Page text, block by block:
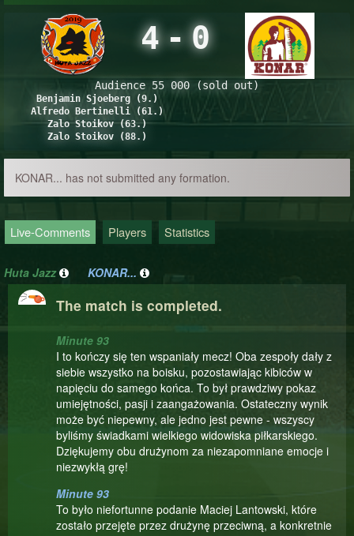
4-0
Audience 55 000 (sold out)
Benjamin Sjoeberg (9.)
Alfredo Bertinelli (61.)
Zalo Stoikov (63.)
Zalo Stoikov (88.)
KONAR... has not submitted any formation.
Live-Comments Players Statistics
Huta Jazz KONAR...
The match is completed.
Minute 93
I to kończy się ten wspaniały mecz! Oba zespoły dały z
siebie wszystko na boisku, pozostawiając kibiców w
napięciu do samego końca. To był prawdziwy pokaz
umiejętności, pasji i zaangażowania. Ostateczny wynik
może być niepewny, ale jedno jest pewne - wszyscy
byliśmy świadkami wielkiego widowiska piłkarskiego.
Dziękujemy obu drużynom za niezapomniane emocje i
niezwykłą grę!
Minute 93
To było niefortunne podanie Maciej Lantowski, które
zostało przejęte przez drużynę przeciwną, a konkretnie